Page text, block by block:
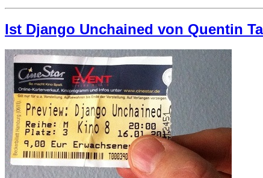
Ist Django Unchained von Quentin